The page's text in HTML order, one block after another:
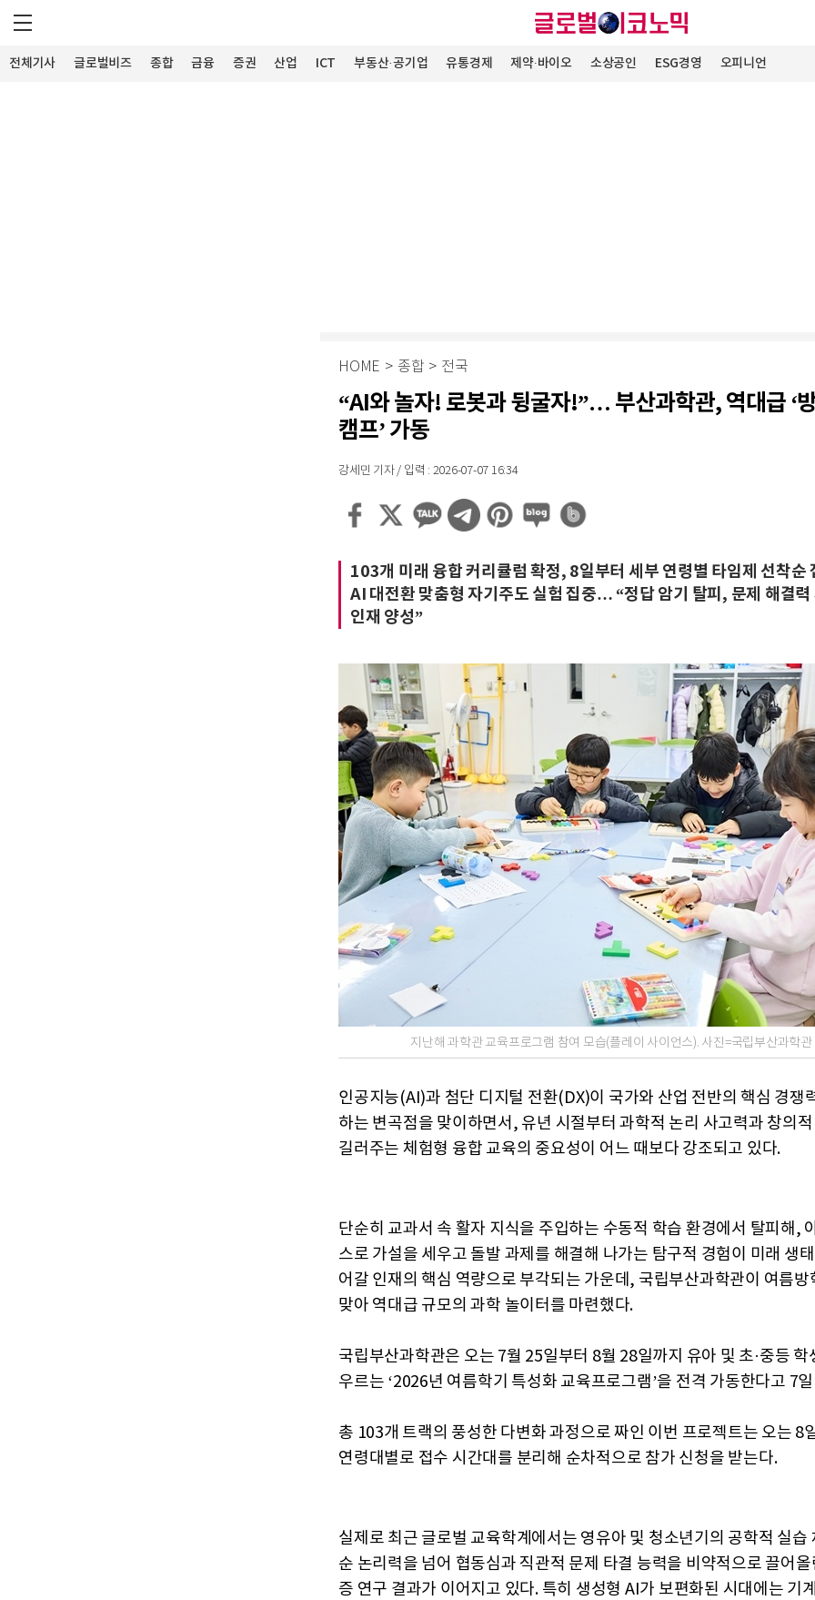
전체기사 글로벌비즈 종합 금융 증권 산업 ICT 부동산·공기업 유통경제 제약∙바이오 소상공인 ESG경영 오피니언
HOME > 종합 > 전국
“AI와 놀자! 로봇과 뒹굴자!”… 부산과학관, 역대급 ‘
캠프’ 가동
강세민 기자 / 입력 : 2026-07-07 16:34
103개 미래 융합 커리큘럼 확정, 8일부터 세부 연령별 타임제 선착순
AI 대전환 맞춤형 자기주도 실험 집중… “정답 암기 탈피, 문제 해결력
인재 양성”
지난해 과학관 교육프로그램 참여 모습(플레이 사이언스). 사진=국립부산과학관
인공지능(AI)과 첨단 디지털 전환(DX)이 국가와 산업 전반의 핵심 경쟁
하는 변곡점을 맞이하면서, 유년 시절부터 과학적 논리 사고력과 창의
길러주는 체험형 융합 교육의 중요성이 어느 때보다 강조되고 있다.
단순히 교과서 속 활자 지식을 주입하는 수동적 학습 환경에서 탈피해,
스로 가설을 세우고 돌발 과제를 해결해 나가는 탐구적 경험이 미래 생
어갈 인재의 핵심 역량으로 부각되는 가운데, 국립부산과학관이 여름방
맞아 역대급 규모의 과학 놀이터를 마련했다.
국립부산과학관은 오는 7월 25일부터 8월 28일까지 유아 및 초·중등 학
우르는 ‘2026년 여름학기 특성화 교육프로그램’을 전격 가동한다고 7
총 103개 트랙의 풍성한 다변화 과정으로 짜인 이번 프로젝트는 오는 8
연령대별로 접수 시간대를 분리해 순차적으로 참가 신청을 받는다.
실제로 최근 글로벌 교육학계에서는 영유아 및 청소년기의 공학적 실습
순 논리력을 넘어 협동심과 직관적 문제 타결 능력을 비약적으로 끌어올
증 연구 결과가 이어지고 있다. 특히 생성형 AI가 보편화된 시대에는 기